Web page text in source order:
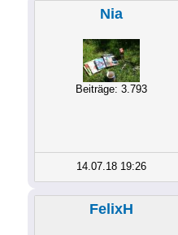
Nia
Beiträge: 3.793
14.07.18 19:26
FelixH